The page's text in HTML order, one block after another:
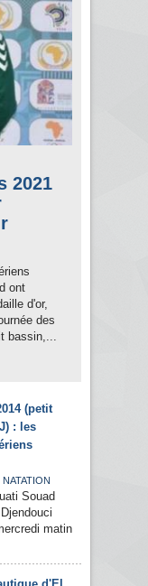
2021
ont
d'or,
des
bassin,...
(petit
: les
NATATION
Souad
matin